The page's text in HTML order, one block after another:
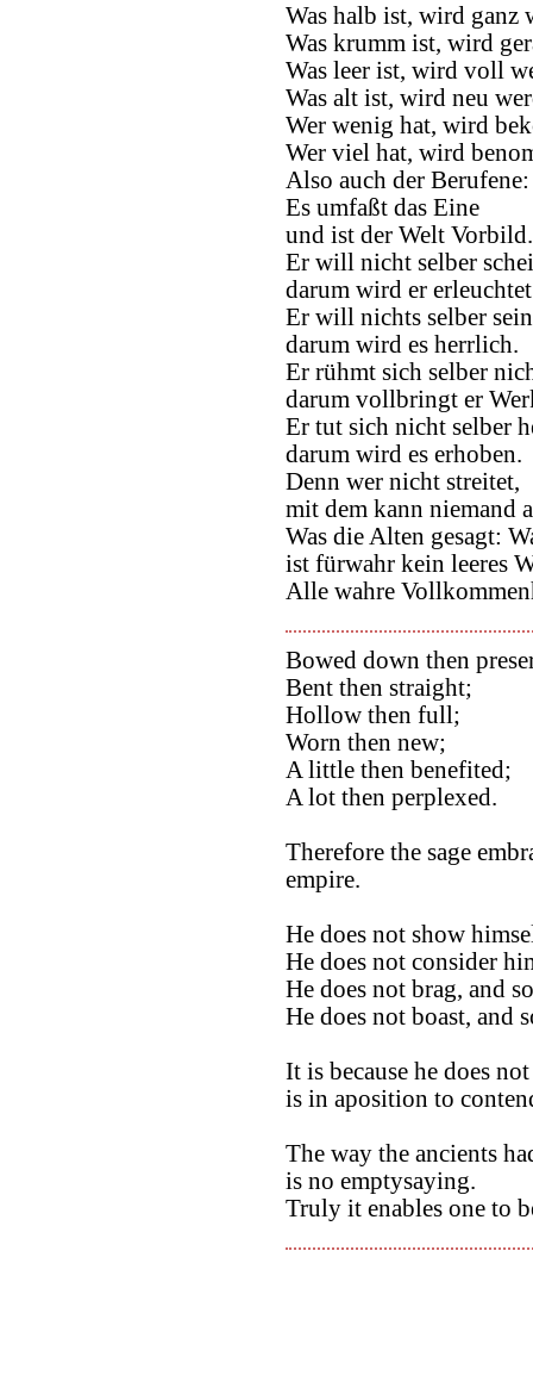
Was halb ist, wird ganz
Was krumm ist, wird
Was leer ist, wird voll
Was alt ist, wird neu
Wer wenig hat, wird
Wer viel hat, wird
Also auch der Berufene:
Es umfaßt das Eine
und ist der Welt Vorbild.
Er will nicht selber
darum wird er
Er will nichts selber
darum wird es herrlich.
Er rühmt sich selber
darum vollbringt er
Er tut sich nicht selber
darum wird es erhoben.
Denn wer nicht streitet,
mit dem kann niemand
Was die Alten gesagt:
ist fürwahr kein leeres
Alle wahre
Bowed down then
Bent then straight;
Hollow then full;
Worn then new;
A little then benefited;
A lot then perplexed.
Therefore the sage
empire.
He does not show
He does not consider
He does not brag, and
He does not boast, and
It is because he does
is in aposition to
The way the ancients
is no emptysaying.
Truly it enables one to